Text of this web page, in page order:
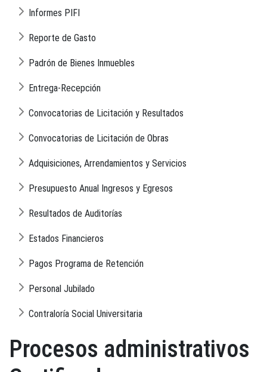
Informes PIFI
Reporte de Gasto
Padrón de Bienes Inmuebles
Entrega-Recepción
Convocatorias de Licitación y Resultados
Convocatorias de Licitación de Obras
Adquisiciones, Arrendamientos y Servicios
Presupuesto Anual Ingresos y Egresos
Resultados de Auditorías
Estados Financieros
Pagos Programa de Retención
Personal Jubilado
Contraloría Social Universitaria
Procesos administrativos